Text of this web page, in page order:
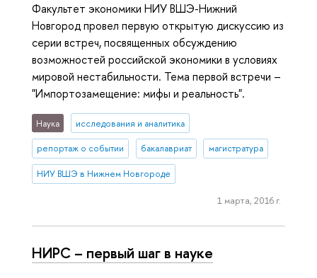
Факультет экономики НИУ ВШЭ-Нижний
Новгород провел первую открытую дискуссию из
серии встреч, посвященных обсуждению
возможностей российской экономики в условиях
мировой нестабильности. Тема первой встречи –
"Импортозамещение: мифы и реальность".
Наука исследования и аналитика
репортаж о событии бакалавриат магистратура
НИУ ВШЭ в Нижнем Новгороде
1 марта, 2016 г.
НИРС – первый шаг в науке